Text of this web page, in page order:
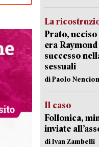
La
Prato, ucciso
era
successo
sessuali
di Paolo
Il caso
Follonica,
inviate
di Ivan Zambelli